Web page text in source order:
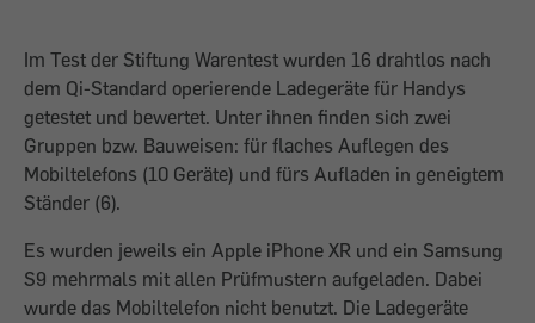
Im Test der Stiftung Warentest wurden 16 drahtlos nach
dem Qi-Standard operierende Ladegeräte für Handys
getestet und bewertet. Unter ihnen finden sich zwei
Gruppen bzw. Bauweisen: für flaches Auflegen des
Mobiltelefons (10 Geräte) und fürs Aufladen in geneigtem
Ständer (6).
Es wurden jeweils ein Apple iPhone XR und ein Samsung
S9 mehrmals mit allen Prüfmustern aufgeladen. Dabei
wurde das Mobiltelefon nicht benutzt. Die Ladegeräte